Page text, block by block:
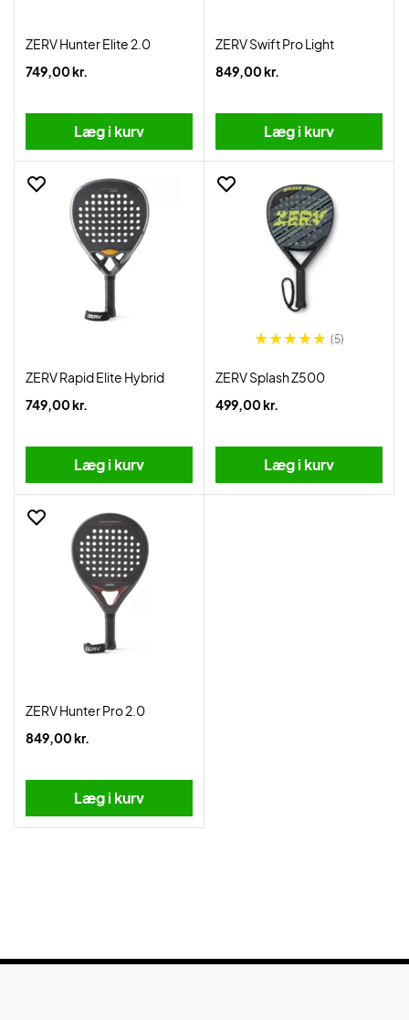
ZERV Hunter Elite 2.0
749,00 kr.
Læg i kurv
ZERV Swift Pro Light
849,00 kr.
Læg i kurv
ZERV Rapid Elite Hybrid
749,00 kr.
Læg i kurv
(5)
ZERV Splash Z500
499,00 kr.
Læg i kurv
ZERV Hunter Pro 2.0
849,00 kr.
Læg i kurv